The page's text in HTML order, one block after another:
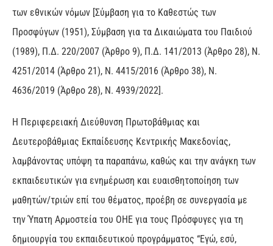
των εθνικών νόμων [Σύμβαση για το Καθεστώς των
Προσφύγων (1951), Σύμβαση για τα Δικαιώματα του Παιδιού
(1989), Π.Δ. 220/2007 (Άρθρο 9), Π.Δ. 141/2013 (Άρθρο 28), Ν.
4251/2014 (Άρθρο 21), Ν. 4415/2016 (Άρθρο 38), Ν.
4636/2019 (Άρθρο 28), Ν. 4939/2022].
Η Περιφερειακή Διεύθυνση Πρωτοβάθμιας και
Δευτεροβάθμιας Εκπαίδευσης Κεντρικής Μακεδονίας,
λαμβάνοντας υπόψη τα παραπάνω, καθώς και την ανάγκη των
εκπαιδευτικών για ενημέρωση και ευαισθητοποίηση των
μαθητών/τριών επί του θέματος, προέβη σε συνεργασία με
την Ύπατη Αρμοστεία του ΟΗΕ για τους Πρόσφυγες για τη
δημιουργία του εκπαιδευτικού προγράμματος “Εγώ, εσύ,